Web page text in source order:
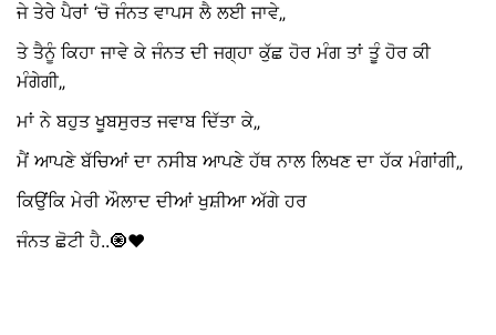
ਜੇ ਤੇਰੇ ਪੈਰਾਂ ‘ਚੋ ਜੰਨਤ ਵਾਪਸ ਲੈ ਲਈ ਜਾਵੇ„
ਤੇ ਤੈਨੂੰ ਕਿਹਾ ਜਾਵੇ ਕੇ ਜੰਨਤ ਦੀ ਜਗ੍ਹਾ ਕੁੱਛ ਹੋਰ ਮੰਗ ਤਾਂ ਤੂੰ ਹੋਰ ਕੀ
ਮੰਗੇਗੀ„
ਮਾਂ ਨੇ ਬਹੁਤ ਖੂਬਸੁਰਤ ਜਵਾਬ ਦਿੱਤਾ ਕੇ„
ਮੈਂ ਆਪਣੇ ਬੱਚਿਆਂ ਦਾ ਨਸੀਬ ਆਪਣੇ ਹੱਥ ਨਾਲ ਲਿਖਣ ਦਾ ਹੱਕ ਮੰਗਾਂਗੀ„
ਕਿਉਂਕਿ ਮੇਰੀ ਔਲਾਦ ਦੀਆਂ ਖੁਸ਼ੀਆ ਅੱਗੇ ਹਰ
ਜੰਨਤ ਛੋਟੀ ਹੈ..🧿❤️